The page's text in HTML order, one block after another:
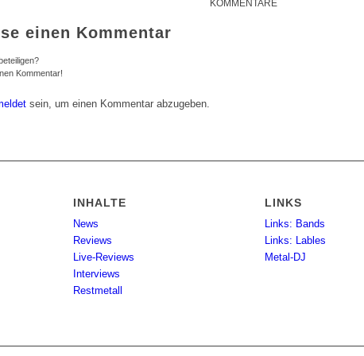
KOMMENTARE
einen Kommentar
Kommentar!
sein, um einen Kommentar abzugeben.
INHALTE
News
Reviews
Live-Reviews
Interviews
Restmetall
LINKS
Links: Bands
Links: Lables
Metal-DJ